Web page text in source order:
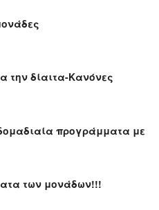
την δίαιτα-Κανόνες
προγράμματα με
των μονάδων!!!